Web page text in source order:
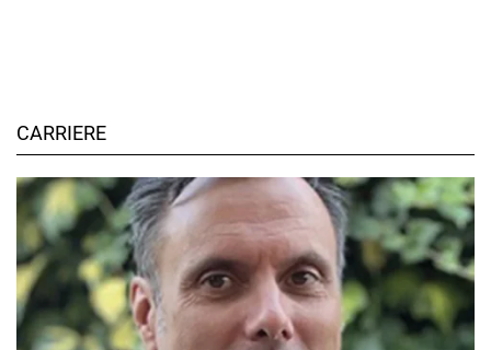
CARRIERE